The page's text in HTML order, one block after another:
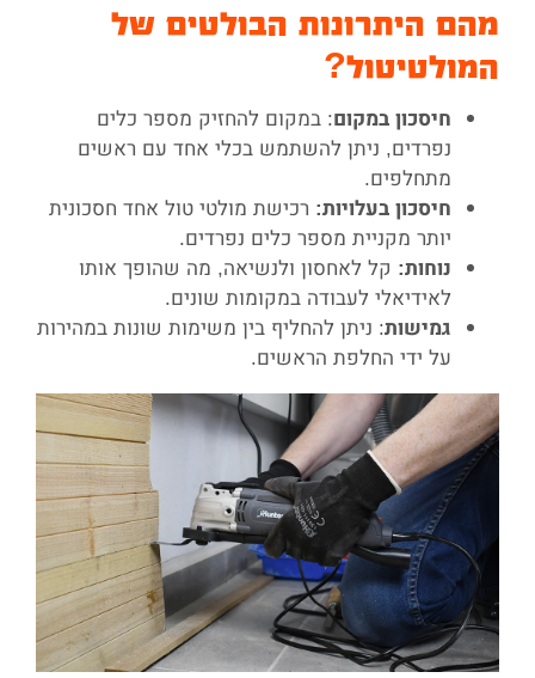
מהם היתרונות הבולטים של
המולטיטול?
חיסכון במקום: במקום להחזיק מספר כלים
נפרדים, ניתן להשתמש בכלי אחד עם ראשים
מתחלפים.
חיסכון בעלויות: רכישת מולטי טול אחד חסכונית
יותר מקניית מספר כלים נפרדים.
נוחות: קל לאחסון ולנשיאה, מה שהופך אותו
לאידיאלי לעבודה במקומות שונים.
גמישות: ניתן להחליף בין משימות שונות במהירות
על ידי החלפת הראשים.